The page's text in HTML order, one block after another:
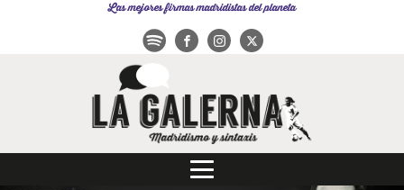
Las mejores firmas madridistas del planeta